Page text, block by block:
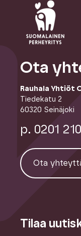
Ota
Rauhala Yhtiöt
Tiedekatu 2
60320 Seinäjoki
p. 0201
Ota
Tilaa